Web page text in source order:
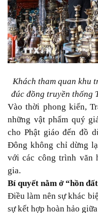
Khách tham quan khu
đúc đồng truyền thống
Vào thời phong kiến,
những vật phẩm quý
cho Phật giáo đến đồ
Đông không chỉ dừng
với các công trình văn
gia.
Bí quyết nằm ở “hồn
Điều làm nên sự khác
sự kết hợp hoàn hảo